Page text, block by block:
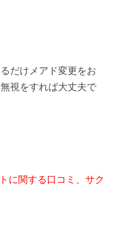
だけメアド変更をお
無視をすれば大丈夫で
に関する口コミ、サク